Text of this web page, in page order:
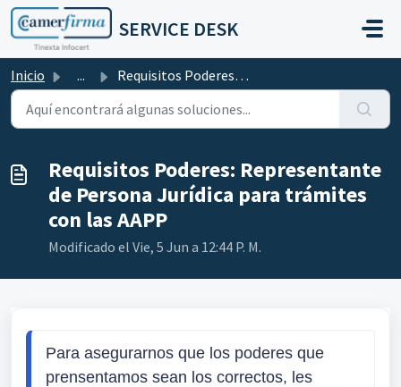
Saltar al contenido principal
SERVICE DESK
Inicio ... Requisitos Poderes: Representante de Persona Jurídica pa...
Requisitos Poderes: Representante
de Persona Jurídica para trámites
con las AAPP
Modificado el Vie, 5 Jun a 12:44 P. M.
Para asegurarnos que los poderes que
prensentamos sean los correctos, les